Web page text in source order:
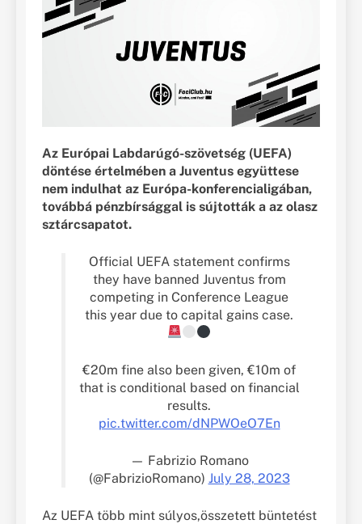
Az Európai Labdarúgó-szövetség (UEFA)
döntése értelmében a Juventus együttese
nem indulhat az Európa-konferencialigában,
továbbá pénzbírsággal is sújtották a az olasz
sztárcsapatot.
Official UEFA statement confirms
they have banned Juventus from
competing in Conference League
this year due to capital gains case.
€20m fine also been given, €10m of
that is conditional based on financial
results.
pic.twitter.com/dNPWOeO7En
— Fabrizio Romano
(@FabrizioRomano) July 28, 2023
Az UEFA több mint súlyos,összetett büntetést